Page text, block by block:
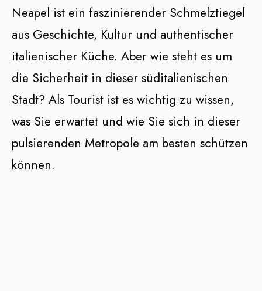
Neapel ist ein faszinierender Schmelztiegel
aus Geschichte, Kultur und authentischer
italienischer Küche. Aber wie steht es um
die Sicherheit in dieser süditalienischen
Stadt? Als Tourist ist es wichtig zu wissen,
was Sie erwartet und wie Sie sich in dieser
pulsierenden Metropole am besten schützen
können.